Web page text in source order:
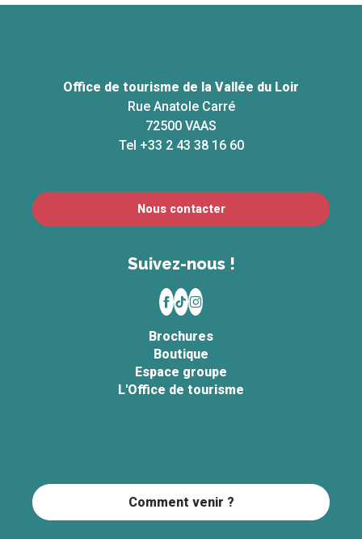
Office de tourisme de la Vallée du Loir
Rue Anatole Carré
72500 VAAS
Tel +33 2 43 38 16 60
Nous contacter
Suivez-nous !
Brochures
Boutique
Espace groupe
L'Office de tourisme
Comment venir ?